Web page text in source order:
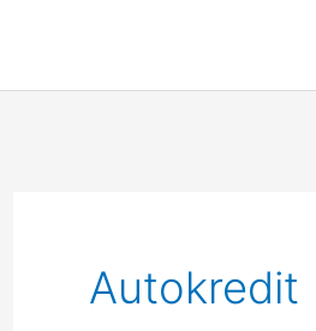
springen
Autokredit